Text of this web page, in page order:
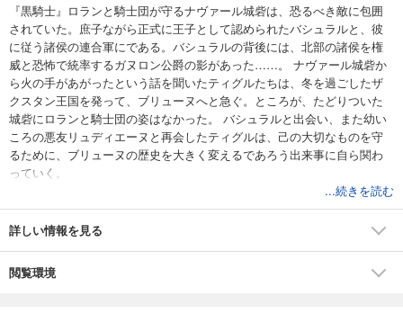
『黒騎士』ロランと騎士団が守るナヴァール城砦は、恐るべき敵に包囲
されていた。庶子ながら正式に王子として認められたバシュラルと、彼
に従う諸侯の連合軍にである。バシュラルの背後には、北部の諸侯を権
威と恐怖で統率するガヌロン公爵の影があった……。 ナヴァール城砦か
ら火の手があがったという話を聞いたティグルたちは、冬を過ごしたザ
クスタン王国を発って、ブリューヌへと急ぐ。ところが、たどりついた
城砦にロランと騎士団の姿はなかった。 バシュラルと出会い、また幼い
ころの悪友リュディエーヌと再会したティグルは、己の大切なものを守
るために、ブリューヌの歴史を大きく変えるであろう出来事に自ら関わ
っていく。
...続きを読む
詳しい情報を見る
閲覧環境